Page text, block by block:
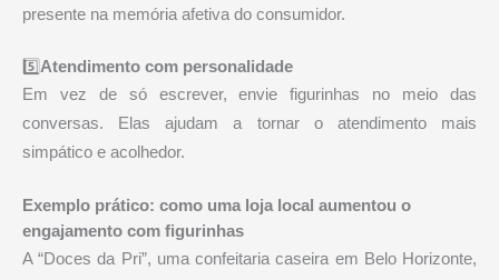
presente na memória afetiva do consumidor.
5️⃣Atendimento com personalidade
Em vez de só escrever, envie figurinhas no meio das
conversas. Elas ajudam a tornar o atendimento mais
simpático e acolhedor.
Exemplo prático: como uma loja local aumentou o
engajamento com figurinhas
A “Doces da Pri”, uma confeitaria caseira em Belo Horizonte,